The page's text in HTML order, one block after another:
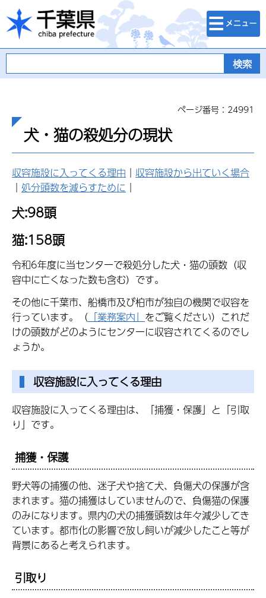
千葉県
検索・メニュ
ー
ページ番号：24991
犬・猫の殺処分の現状
収容施設に入ってくる理由 ｜ 収容施設から出ていく場合
｜ 処分頭数を減らすために ｜
犬:98頭
猫:158頭
令和6年度に当センターで殺処分した犬・猫の頭数（収
容中に亡くなった数も含む）です。
その他に千葉市、船橋市及び柏市が独自の機関で収容を
行っています。（ 「業務案内」 をご覧ください）これだ
けの頭数がどのようにセンターに収容されてくるのでし
ょうか。
収容施設に入ってくる理由
収容施設に入ってくる理由は、「捕獲・保護」と「引取
り」です。
捕獲・保護
野犬等の捕獲の他、迷子犬や捨て犬、負傷犬の保護が含
まれます。猫の捕獲はしていませんので、負傷猫の保護
のみになります。県内の犬の捕獲頭数は年々減少してき
ています。都市化の影響で放し飼いが減少したこと等が
背景にあると考えられます。
引取り